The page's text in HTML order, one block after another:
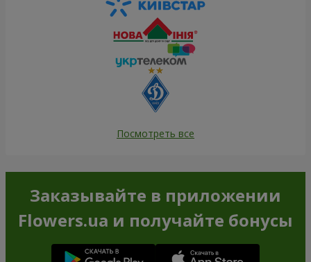
Посмотреть все
Заказывайте в приложении
Flowers.ua и получайте бонусы